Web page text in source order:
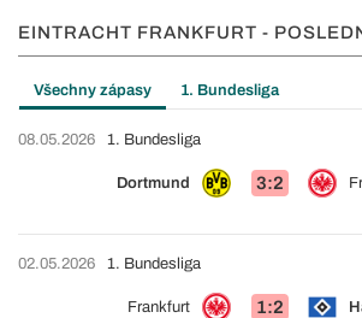
EINTRACHT FRANKFURT -
Všechny zápasy 1. Bundesliga
08.05.2026
Dortmund 3:2
1. Bundesliga
02.05.2026
Frankfurt 1:2
1. Bundesliga